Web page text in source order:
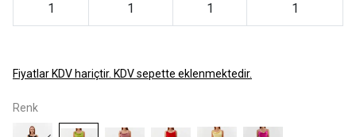
1 1 1 1
Fiyatlar KDV hariçtir. KDV sepette eklenmektedir.
Renk